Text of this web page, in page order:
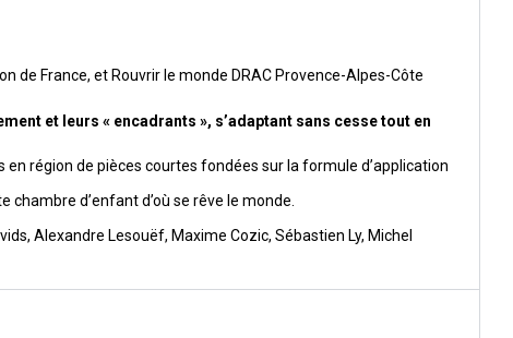
de France, et Rouvrir le monde DRAC Provence-Alpes-Côte
et leurs « encadrants », s’adaptant sans cesse tout en
en région de pièces courtes fondées sur la formule d’application
d’enfant d’où se rêve le monde.
Alexandre Lesouëf, Maxime Cozic, Sébastien Ly, Michel